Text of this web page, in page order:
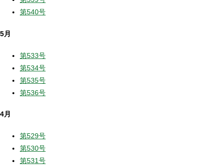
第540号
5月
第533号
第534号
第535号
第536号
4月
第529号
第530号
第531号